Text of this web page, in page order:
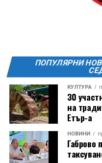
ПОПУЛЯРНИ
КУЛТУРА
30
на
Етър-а
НОВИНИ
Габрово